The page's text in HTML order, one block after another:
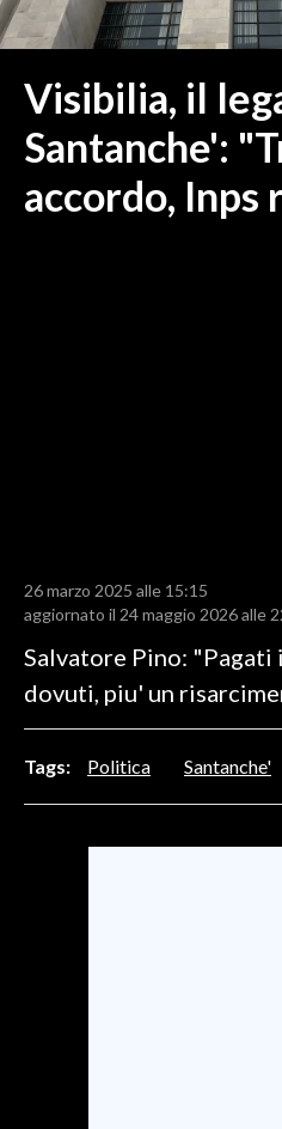
OGLIASTRA
ITALIA
MONDO
RISULTATI E CLASSIFICHE
CALCIO REGIONALE
BASKET
MOTORI
ALTRI SPORT
Visibilia, il
Santanche':
accordo, Inps
26 marzo 2025 alle 15:15
aggiornato il 24 maggio 2026 alle
Salvatore Pino: "Pagati
dovuti, piu' un
Tags: Politica Santanche'